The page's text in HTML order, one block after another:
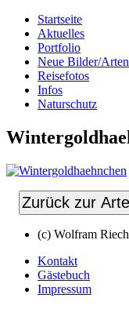
Startseite
Aktuelles
Portfolio
Neue Bilder/
Reisefotos
Infos
Naturschutz
Zurück zur
(c) Wolfram
Kontakt
Gästebuch
Impressum